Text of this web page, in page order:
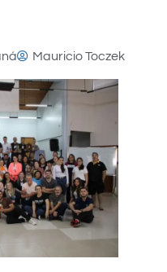
Mauricio Toczek